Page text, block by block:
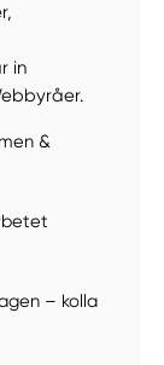
in
&
– kolla